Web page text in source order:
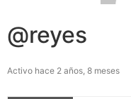
@reyes
Activo hace 2 años, 8 meses